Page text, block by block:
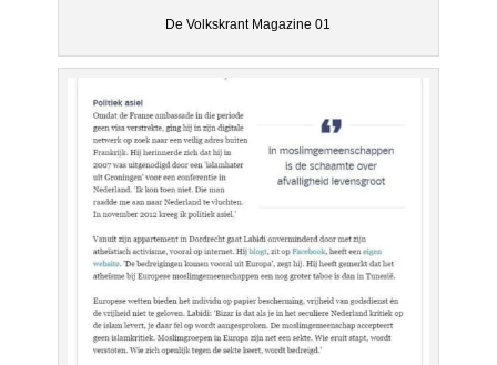
De Volkskrant Magazine 01